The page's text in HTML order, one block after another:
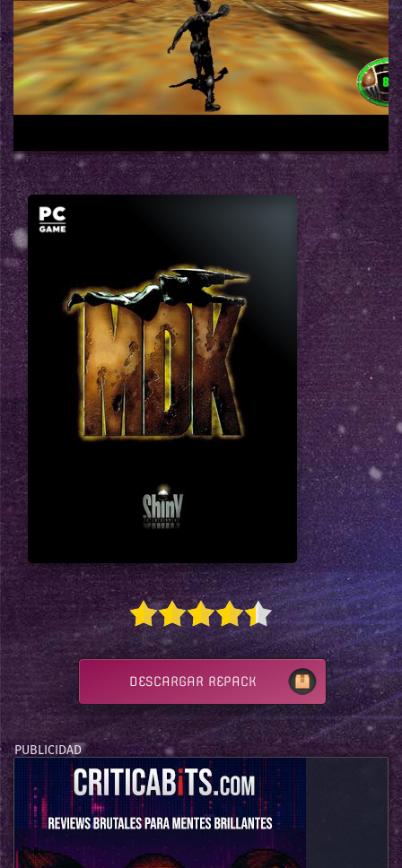
DESCARGAR REPACK